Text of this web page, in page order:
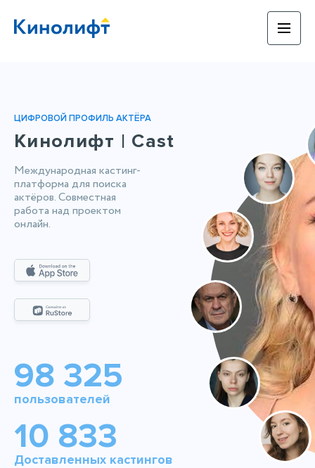
ЦИФРОВОЙ ПРОФИЛЬ АКТЁРА
Кинолифт | Cast
Международная кастинг-
платформа для поиска
актёров. Совместная
работа над проектом
онлайн.
98 325
пользователей
10 833
Доставленных кастингов